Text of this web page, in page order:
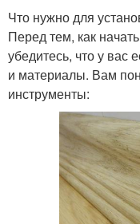
Что нужно для
Перед тем, как
убедитесь, что у вас
и материалы. Вам
инструменты: